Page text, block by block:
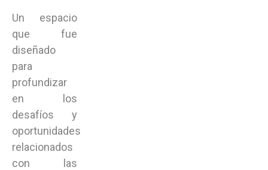
Un espacio
que fue
diseñado
para
profundizar
en los
desafíos y
oportunidades
relacionados
con las